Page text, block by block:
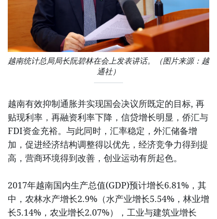
越南统计总局局长阮碧林在会上发表讲话。（图片来源：越
通社）
越南有效抑制通胀并实现国会决议所既定的目标, 再
贴现利率，再融资利率下降，信贷增长明显，侨汇与
FDI资金充裕。与此同时，汇率稳定，外汇储备增
加，促进经济结构调整得以优先，经济竞争力得到提
高，营商环境得到改善，创业运动有所起色。
2017年越南国内生产总值(GDP)预计增长6.81%，其
中，农林水产增长2.9%（水产业增长5.54%，林业增
长5.14%，农业增长2.07%），工业与建筑业增长